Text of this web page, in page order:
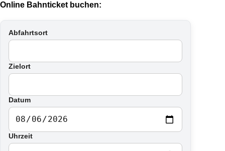
Online Bahnticket buchen:
Abfahrtsort
Zielort
Datum
Uhrzeit